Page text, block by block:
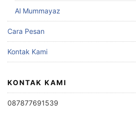
Al Mummayaz
Cara Pesan
Kontak Kami
KONTAK KAMI
087877691539